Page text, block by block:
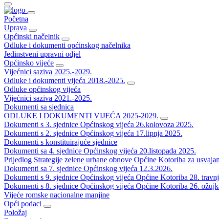
Početna
Uprava
Općinski načelnik
Odluke i dokumenti općinskog načelnika
Jedinstveni upravni odjel
Općinsko vijeće
Vijećnici saziva 2025.-2029.
Odluke i dokumenti vijeća 2018.-2025.
Odluke općinskog vijeća
Vijećnici saziva 2021.-2025.
Dokumenti sa sjednica
ODLUKE I DOKUMENTI VIJEĆA 2025-2029.
Dokumenti s 3. sjednice Općinskog vijeća 26.kolovoza 2025.
Dokumenti s 2. sjednice Općinskog vijeća 17.lipnja 2025.
Dokumenti s konstituirajuće sjednice
Dokumenti sa 4. sjednice Općinskog vijeća 20.listopada 2025.
Prijedlog Strategije zelene urbane obnove Općine Kotoriba za
Dokumenti sa 7. sjednice Općinskog vijeća 12.3.2026.
Dokumenti s 9. sjednice Općinskog vijeća Općine Kotoriba 28.
Dokumenti s 8. sjednice Općinskog vijeća Općine Kotoriba 26.
Vijeće romske nacionalne manjine
Opći podaci
Položaj